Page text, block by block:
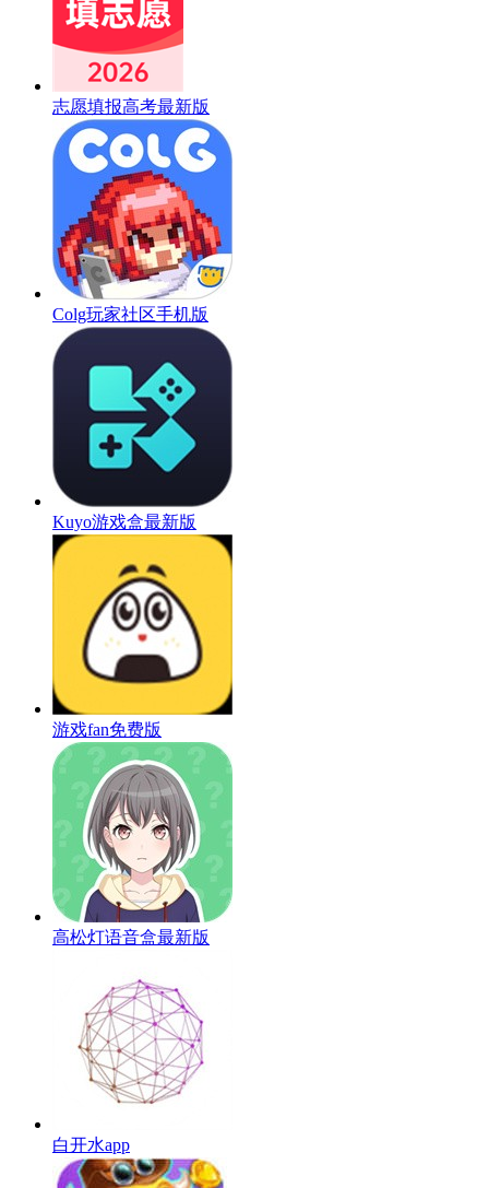
志愿填报高考最新版
Colg玩家社区手机版
Kuyo游戏盒最新版
游戏fan免费版
高松灯语音盒最新版
白开水app